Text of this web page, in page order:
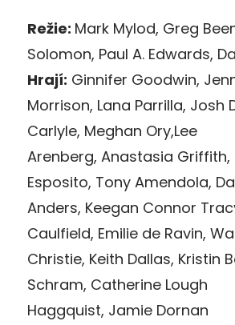
Režie: Mark Mylod, Greg
Solomon, Paul A. Edwards,
Hrají: Ginnifer Goodwin,
Morrison, Lana Parrilla, Josh
Carlyle, Meghan Ory,Lee
Arenberg, Anastasia
Esposito, Tony Amendola,
Anders, Keegan Connor
Caulfield, Emilie de Ravin,
Christie, Keith Dallas, Kristin
Schram, Catherine Lough
Haggquist, Jamie Dornan